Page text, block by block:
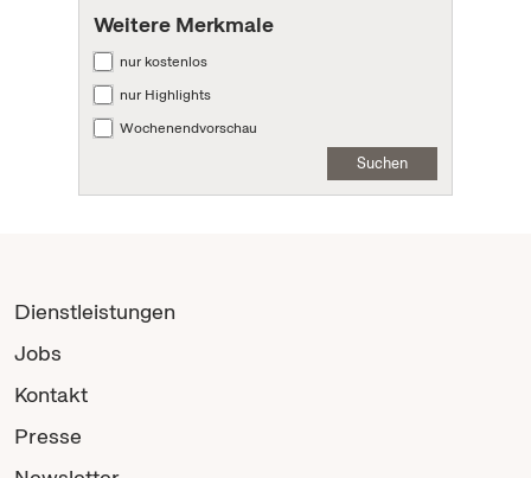
Weitere Merkmale
nur kostenlos
nur Highlights
Wochenendvorschau
Suchen
Dienstleistungen
Jobs
Kontakt
Presse